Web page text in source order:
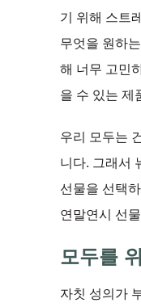
기 위해 스트
무엇을 원하
해 너무 고민
을 수 있는 제
우리 모두는
니다. 그래서
선물을 선택
연말연시 선
모두를
자칫 성의가